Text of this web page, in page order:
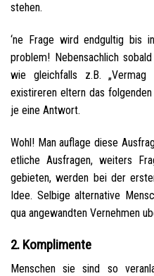
stehen.
‘ne Frage wird endgultig bis
problem! Nebensachlich
wie gleichfalls z.B.
existireren eltern das
je eine Antwort.
Wohl! Man auflage diese
etliche Ausfragen, weiters
gebieten, werden bei der
Idee. Selbige alternative
qua angewandten Vernehmen
2. Komplimente
Menschen sie sind so